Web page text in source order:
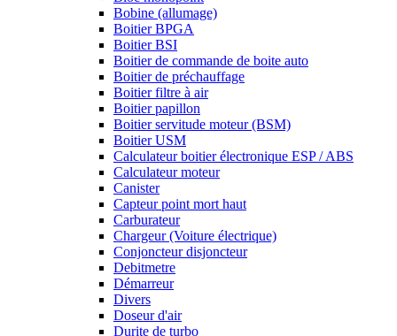
Bobine (allumage)
Boitier BPGA
Boitier BSI
Boitier de commande de boite auto
Boitier de préchauffage
Boitier filtre à air
Boitier papillon
Boitier servitude moteur (BSM)
Boitier USM
Calculateur boitier électronique ESP / ABS
Calculateur moteur
Canister
Capteur point mort haut
Carburateur
Chargeur (Voiture électrique)
Conjoncteur disjoncteur
Debitmetre
Démarreur
Divers
Doseur d'air
Durite de turbo